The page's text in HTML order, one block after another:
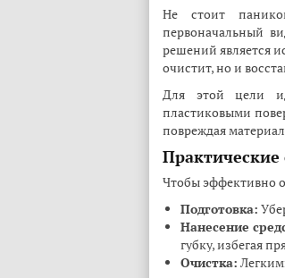
Не стоит
первоначальный
решений является
очистит, но и
Для этой цели
пластиковыми
повреждая
Практические
Чтобы эффективно
Подготовка:
Нанесение
губку, избегая
Очистка: